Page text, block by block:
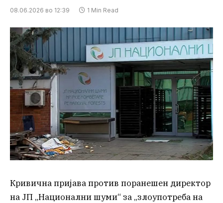
08.06.2026 во 12:39 1 Min Read
Кривична пријава против поранешен директор
на ЈП „Национални шуми“ за „злоупотреба на